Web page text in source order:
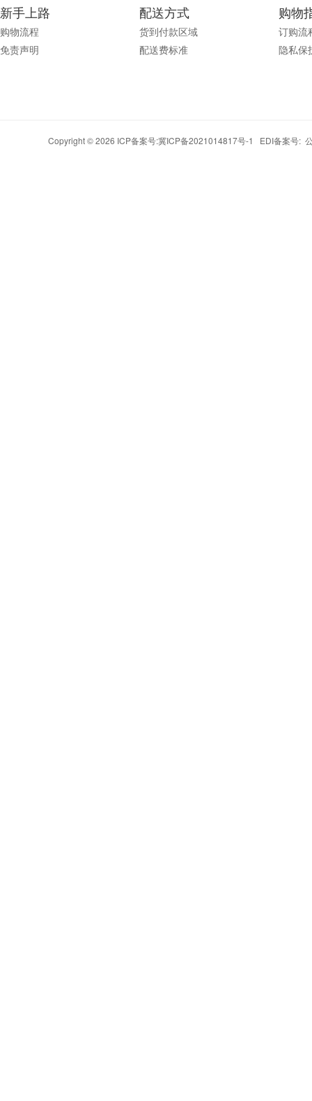
新手上路
购物流程
免责声明
配送方式
货到付款区域
配送费标准
购物
订购流
隐私保
Copyright © 2026 ICP备案号:冀ICP备2021014817号-1 EDI备案号: